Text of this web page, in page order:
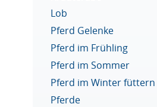
Lob
Pferd Gelenke
Pferd im Frühling
Pferd im Sommer
Pferd im Winter füttern
Pferde